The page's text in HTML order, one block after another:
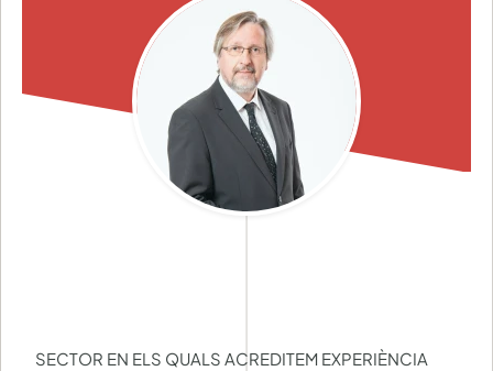
SECTOR EN ELS QUALS ACREDITEM EXPERIÈNCIA